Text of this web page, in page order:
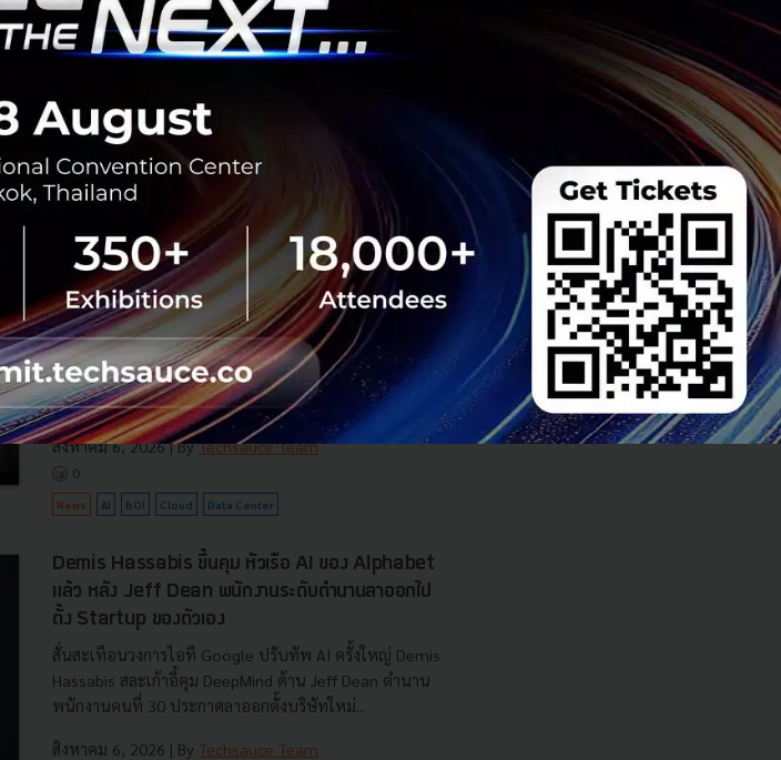
นายอนุทิน ชาญวีรกูล นายกรัฐมนตรีและรัฐมนตรีว่าการ
กระทรวงมหาดไทย กล่าวปาฐกถาพิเศษในหัวข้อ “ฝ่าวิกฤติ
สิงหาคม 6, 2026 | By Techsauce Team
News ประเทศไทย เศรษฐกิจไทย
BOI รื้อเกณฑ์ Data Center ชู 4 มิติดันไทยสู่ฮับ AI
ยั่งยืน คุมเข้มใช้พลังงาน ทรัพยากรน้ำ พร้อมตอบโจทย์
ชาติ และการจ้างงานไทย
บีโอไอขานรับระเบียบใหม่คุมดาต้าเซ็นเตอร์ตามมติ ครม.
เดินหน้ายกเครื่องเกณฑ์คัดกรองโครงการด้วย 4 มิติ พร้อม
เปิดข้อมูล 42 โครงการ ลงทุนรวม 7.5 แสนล้านบาท
ครอบคลุมประโยชน์ต่อประเทศ พลั...
สิงหาคม 6, 2026| ByTechsauce Team
0
News AI BOI Cloud Data Center
Demis Hassabis ขึ้นคุม หัวเรือ AI ของ Alphabet
แล้ว หลัง Jeff Dean พนักงานระดับตำนานลาออกไป
ตั้ง Startup ของตัวเอง
สั่นสะเทือนวงการไอที Google ปรับทัพ AI ครั้งใหญ่ Demis
Hassabis สละเก้าอี้คุม DeepMind ด้าน Jeff Dean ตำนาน
พนักงานคนที่ 30 ประกาศลาออกตั้งบริษัทใหม่...
สิงหาคม 6, 2026 | By Techsauce Team